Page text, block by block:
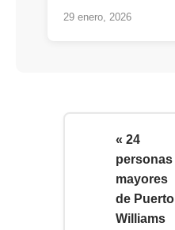
29 enero, 2026
« 24
personas
mayores
de Puerto
Williams